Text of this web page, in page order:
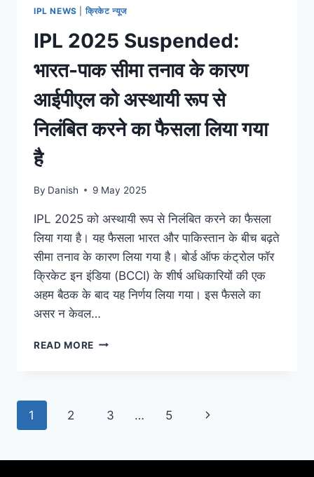
IPL NEWS क्रिकेट न्यूज
IPL 2025 Suspended:
भारत-पाक सीमा तनाव के कारण
आईपीएल को अस्थायी रूप से
निलंबित करने का फैसला लिया गया
है
By Danish 9 May 2025
IPL 2025 को अस्थायी रूप से निलंबित करने का फैसला
लिया गया है। यह फैसला भारत और पाकिस्तान के बीच बढ़ते
सीमा तनाव के कारण लिया गया है। बोर्ड ऑफ कंट्रोल फॉर
क्रिकेट इन इंडिया (BCCI) के शीर्ष अधिकारियों की एक
अहम बैठक के बाद यह निर्णय लिया गया। इस फैसले का
असर न केवल…
READ MORE
1 2 3 … 5